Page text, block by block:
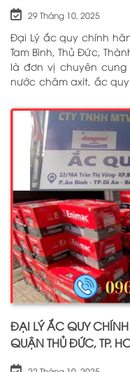
29 Tháng 10, 2025
Đại Lý ắc quy chính
Tam Bình, Thủ Đức,
là đơn vị chuyên
nước châm axit, ắc
từ các thương hiệu
SOLITE, ENIMAC,
ĐẠI LÝ ẮC QUY
QUẬN THỦ ĐỨC, TP.